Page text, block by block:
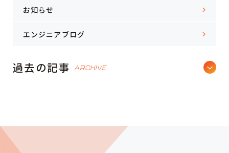
お知らせ
エンジニアブログ
過去の記事 ARCHIVE